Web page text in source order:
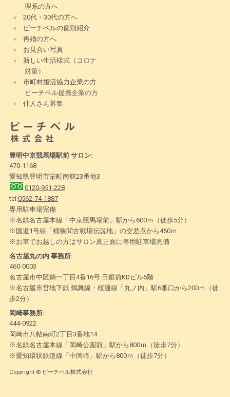
理系の方へ
»
20代・30代の方へ
»
ピーチベルの個別紹介
»
再婚の方へ
»
お見合い写真
»
新しい生活様式（コロナ
対策）
»
市町村婚活協力企業の方
ピーチベル提携企業の方
»
仲人さん募集
豊明中京競馬場駅前 サロン:
470-1168
愛知県豊明市栄町南舘23番地3
0120-951-228
tel:0562-74-1887
専用駐車場完備
※名鉄名古屋本線「中京競馬場前」駅から600ｍ（徒歩5分）
※国道1号線「桶狭間古戦場伝説地」の交差点から450ｍ
※お車でお越しの方はサロン真正面に専用駐車場完備
名古屋丸の内 事務所:
460-0003
名古屋市中区錦一丁目4番16号 日銀前KDビル6階
※名古屋市営地下鉄 鶴舞線・桜通線「丸ノ内」駅6番口から200ｍ（徒
歩2分）
岡崎事務所:
444-0922
岡崎市八帖南町2丁目3番地14
※名鉄名古屋本線「岡崎公園前」駅から800ｍ（徒歩7分）
※愛知環状鉄道線「中岡崎」駅から800ｍ（徒歩7分）
Copyright © ピーチベル株式会社